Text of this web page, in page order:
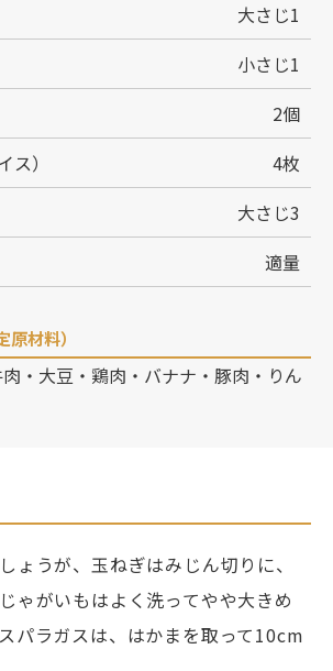
大さじ1
小さじ1
2個
）
4枚
大さじ3
適量
材料）
・大豆・鶏肉・バナナ・豚肉・りん
ょうが、玉ねぎはみじん切りに、
ゃがいもはよく洗ってやや大きめ
パラガスは、はかまを取って10cm